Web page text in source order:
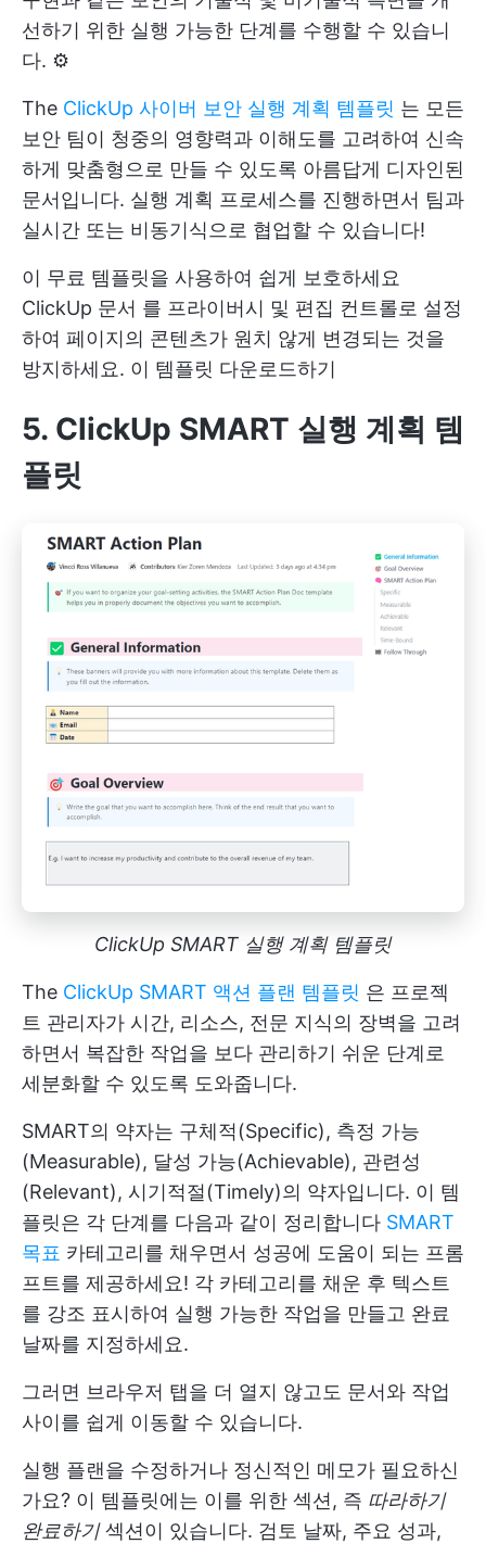
선하기 위한 실행 가능한 단계를 수행할 수 있습니
다. ⚙️
The ClickUp 사이버 보안 실행 계획 템플릿 는 모든
보안 팀이 청중의 영향력과 이해도를 고려하여 신속
하게 맞춤형으로 만들 수 있도록 아름답게 디자인된
문서입니다. 실행 계획 프로세스를 진행하면서 팀과
실시간 또는 비동기식으로 협업할 수 있습니다!
이 무료 템플릿을 사용하여 쉽게 보호하세요
ClickUp 문서 를 프라이버시 및 편집 컨트롤로 설정
하여 페이지의 콘텐츠가 원치 않게 변경되는 것을
방지하세요. 이 템플릿 다운로드하기
5. ClickUp SMART 실행 계획 템
플릿
ClickUp SMART 실행 계획 템플릿
The ClickUp SMART 액션 플랜 템플릿 은 프로젝
트 관리자가 시간, 리소스, 전문 지식의 장벽을 고려
하면서 복잡한 작업을 보다 관리하기 쉬운 단계로
세분화할 수 있도록 도와줍니다.
SMART의 약자는 구체적(Specific), 측정 가능
(Measurable), 달성 가능(Achievable), 관련성
(Relevant), 시기적절(Timely)의 약자입니다. 이 템
플릿은 각 단계를 다음과 같이 정리합니다 SMART
목표 카테고리를 채우면서 성공에 도움이 되는 프롬
프트를 제공하세요! 각 카테고리를 채운 후 텍스트
를 강조 표시하여 실행 가능한 작업을 만들고 완료
날짜를 지정하세요.
그러면 브라우저 탭을 더 열지 않고도 문서와 작업
사이를 쉽게 이동할 수 있습니다.
실행 플랜을 수정하거나 정신적인 메모가 필요하신
가요? 이 템플릿에는 이를 위한 섹션, 즉 따라하기
완료하기섹션이 있습니다. 검토 날짜, 주요 성과,